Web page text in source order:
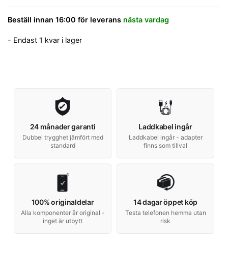
Beställ innan 16:00 för leverans nästa vardag
- Endast 1 kvar i lager
24 månader garanti
Dubbel trygghet jämfört med
standard
Laddkabel ingår
Laddkabel ingår - adapter
finns som tillval
100% originaldelar
Alla komponenter är original -
inget är utbytt
14 dagar öppet köp
Testa telefonen hemma utan
risk